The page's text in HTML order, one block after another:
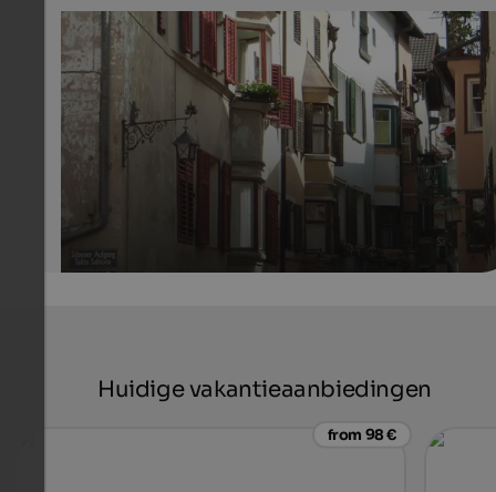
Klausen
Klausen is known as city of arts also in other parts of
Europe.
Internet Consulting
Huidige vakantieaanbiedingen
from 98 €